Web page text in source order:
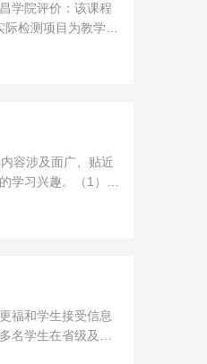
学院评价：该课程
检测项目为教学任
容涉及面广、贴近
学习兴趣。（1）通
福和学生接受信息
名学生在省级及以